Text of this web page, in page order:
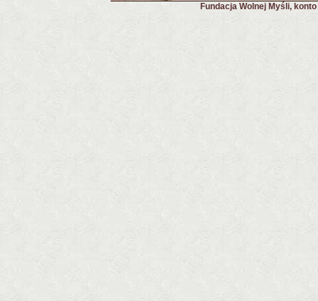
Fundacja Wolnej Myśli,